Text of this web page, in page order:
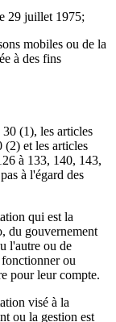
29 juillet 1975;
mobiles ou de la
à des fins
(1), les articles
(2) et les articles
à 133, 140, 143,
à l'égard des
qui est la
du gouvernement
l'autre ou de
ou
pour leur compte.
visé à la
ou la gestion est